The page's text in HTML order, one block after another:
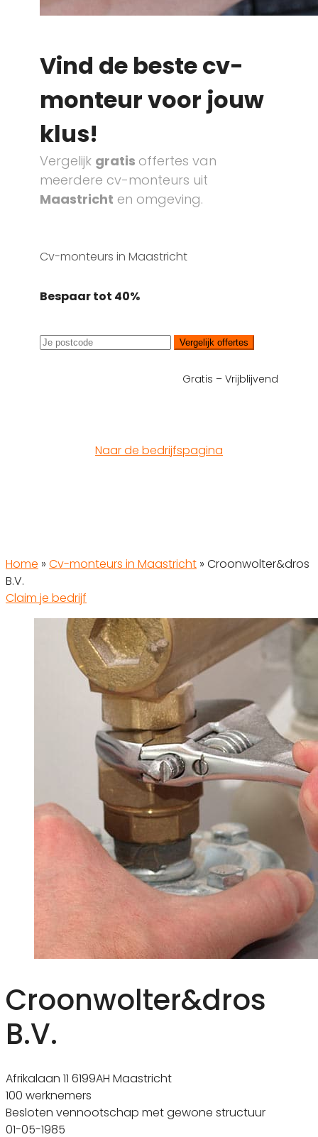
Vind de beste cv-
monteur voor jouw
klus!
Vergelijk gratis offertes van
meerdere cv-monteurs uit
Maastricht en omgeving.
Cv-monteurs in Maastricht
Bespaar tot 40%
Vergelijk offertes
Gratis – Vrijblijvend
Naar de bedrijfspagina
Home » Cv-monteurs in Maastricht » Croonwolter&dros
B.V.
Claim je bedrijf
Croonwolter&dros
B.V.
Afrikalaan 11 6199AH Maastricht
100 werknemers
Besloten vennootschap met gewone structuur
01-05-1985